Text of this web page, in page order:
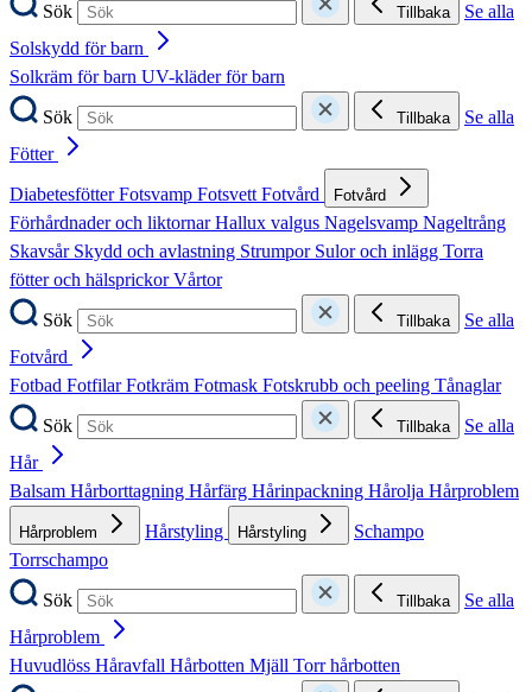
Sök
Tillbaka
Se alla
Solskydd för barn
Solkräm för barn UV-kläder för barn
Sök
Tillbaka
Se alla
Fötter
DiabetesfötterFotsvamp FotsvettFotvård Fotvård
Förhårdnader och liktornarHallux valgus Nagelsvamp Nageltrång
Skavsår Skydd och avlastning Strumpor Sulor och inlägg Torra
fötter och hälsprickorVårtor
Sök
Tillbaka
Se alla
Fotvård
Fotbad FotfilarFotkräm Fotmask Fotskrubb och peeling Tånaglar
Sök
Tillbaka
Se alla
Hår
Balsam Hårborttagning Hårfärg Hårinpackning Hårolja Hårproblem
Hårproblem Hårstyling Hårstyling
Schampo
Torrschampo
Sök
Tillbaka
Se alla
Hårproblem
Huvudlöss Håravfall Hårbotten Mjäll Torr hårbotten